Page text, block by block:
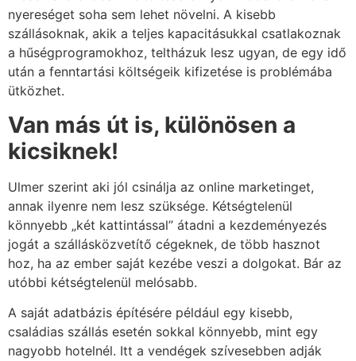
nyereséget soha sem lehet növelni. A kisebb
szállásoknak, akik a teljes kapacitásukkal csatlakoznak
a hűségprogramokhoz, teltházuk lesz ugyan, de egy idő
után a fenntartási költségeik kifizetése is problémába
ütközhet.
Van más út is, különösen a
kicsiknek!
Ulmer szerint aki jól csinálja az online marketinget,
annak ilyenre nem lesz szüksége. Kétségtelenül
könnyebb „két kattintással” átadni a kezdeményezés
jogát a szállásközvetítő cégeknek, de több hasznot
hoz, ha az ember saját kezébe veszi a dolgokat. Bár az
utóbbi kétségtelenül melósabb.
A saját adatbázis építésére például egy kisebb,
családias szállás esetén sokkal könnyebb, mint egy
nagyobb hotelnél. Itt a vendégek szívesebben adják